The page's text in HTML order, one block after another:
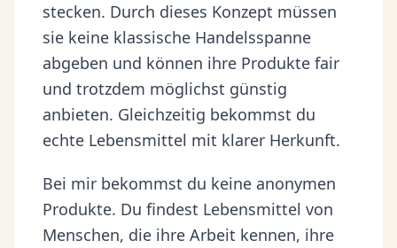
stecken. Durch dieses Konzept müssen
sie keine klassische Handelsspanne
abgeben und können ihre Produkte fair
und trotzdem möglichst günstig
anbieten. Gleichzeitig bekommst du
echte Lebensmittel mit klarer Herkunft.
Bei mir bekommst du keine anonymen
Produkte. Du findest Lebensmittel von
Menschen, die ihre Arbeit kennen, ihre